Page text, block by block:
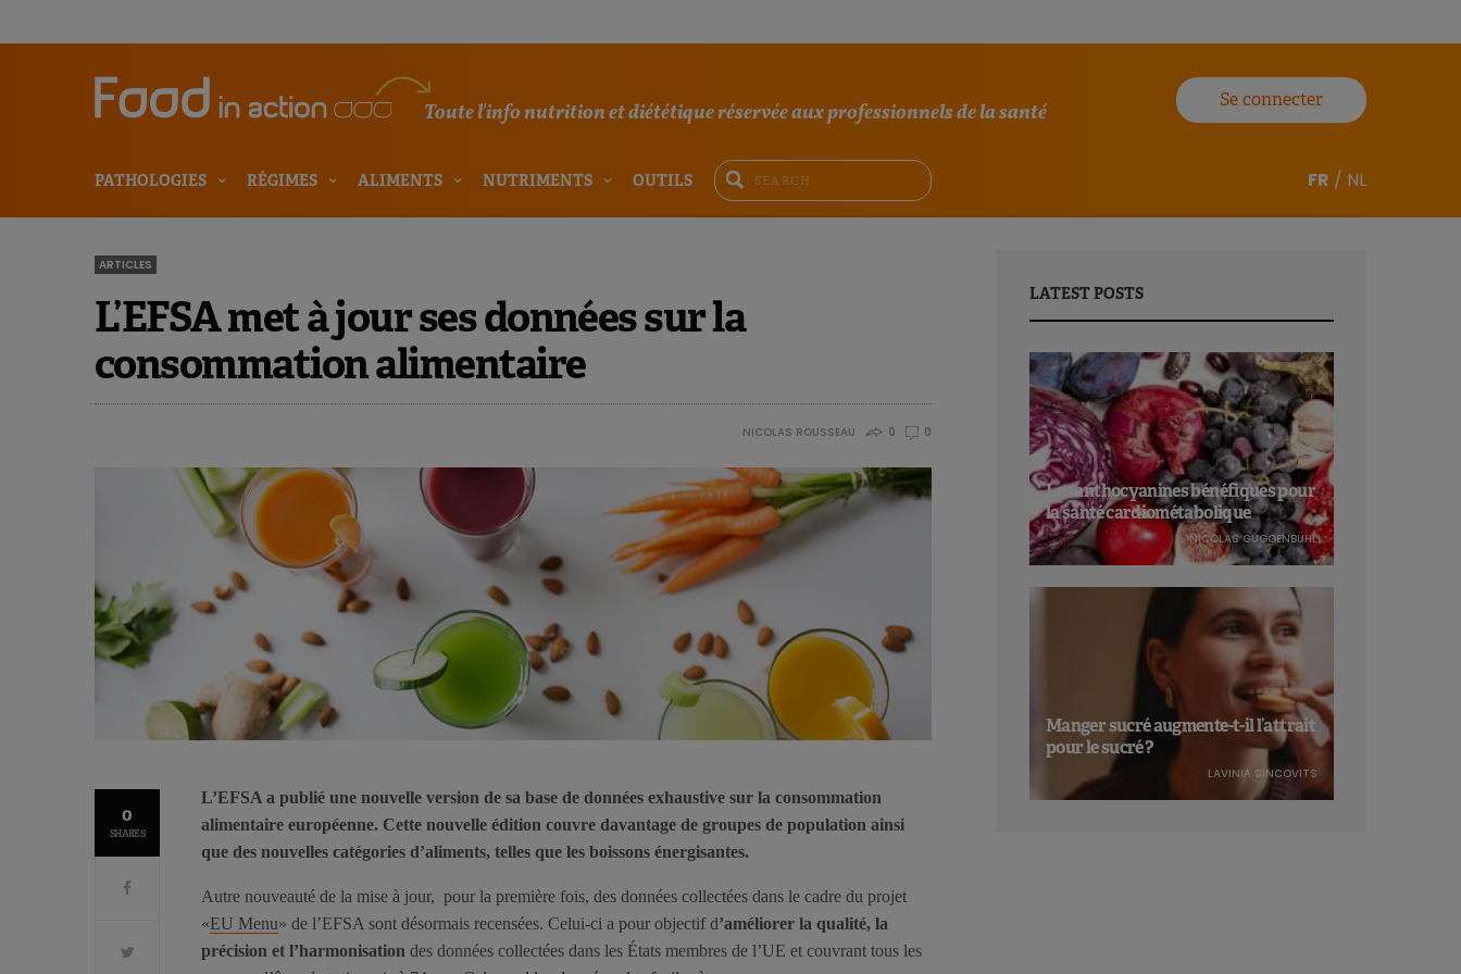
Toute l'info nutrition et diététique réservée aux professionnels de la santé
Se connecter
PATHOLOGIES RÉGIMES ALIMENTS NUTRIMENTS OUTILS FR / NL
ARTICLES
L’EFSA met à jour ses données sur la
consommation alimentaire
NICOLAS ROUSSEAU 0 0
0
SHARES
L’EFSA a publié une nouvelle version de sa base de données exhaustive sur la consommation
alimentaire européenne. Cette nouvelle édition couvre davantage de groupes de population ainsi
que des nouvelles catégories d’aliments, telles que les boissons énergisantes.
Autre nouveauté de la mise à jour, pour la première fois, des données collectées dans le cadre du projet
«EU Menu» de l’EFSA sont désormais recensées. Celui-ci a pour objectif d’améliorer la qualité, la
précision et l’harmonisation des données collectées dans les États membres de l’UE et couvrant tous les
LATEST POSTS
Les anthocyanines bénéfiques pour
la santé cardiométabolique
NICOLAS GUGGENBÜHL
Manger sucré augmente-t-il l’attrait
pour le sucré ?
LAVINIA SINCOVITS